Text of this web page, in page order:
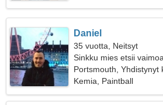
Daniel
35 vuotta, Neitsyt
Sinkku mies etsii vaimoa
Portsmouth, Yhdistynyt
Kemia, Paintball